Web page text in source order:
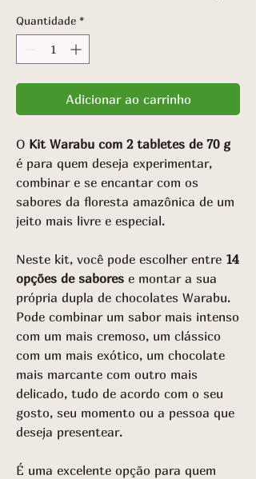
Quantidade *
Adicionar ao carrinho
O Kit Warabu com 2 tabletes de 70 g
é para quem deseja experimentar,
combinar e se encantar com os
sabores da floresta amazônica de um
jeito mais livre e especial.
Neste kit, você pode escolher entre 14
opções de sabores e montar a sua
própria dupla de chocolates Warabu.
Pode combinar um sabor mais intenso
com um mais cremoso, um clássico
com um mais exótico, um chocolate
mais marcante com outro mais
delicado, tudo de acordo com o seu
gosto, seu momento ou a pessoa que
deseja presentear.
É uma excelente opção para quem